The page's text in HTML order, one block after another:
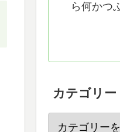
ら何かつ
カテゴリー